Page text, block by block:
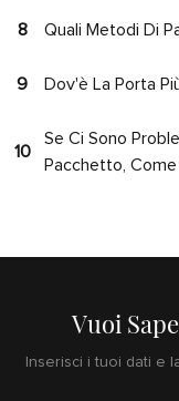
8 Quali Metodi Di
9 Dov'è La Porta
10
Se Ci Sono
Pacchetto,
Vuoi
Inserisci i tuoi dati e